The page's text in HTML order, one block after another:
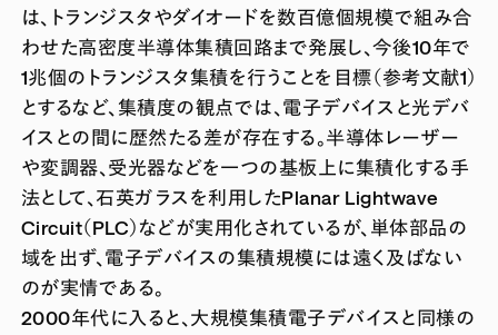
は、トランジスタやダイオードを数百億個規模で組み合
わせた高密度半導体集積回路まで発展し、今後10年で
1兆個のトランジスタ集積を行うことを目標（参考文献1）
とするなど、集積度の観点では、電子デバイスと光デバ
イスとの間に歴然たる差が存在する。半導体レーザー
や変調器、受光器などを一つの基板上に集積化する手
法として、石英ガラスを利用したPlanar Lightwave
Circuit（PLC）などが実用化されているが、単体部品の
域を出ず、電子デバイスの集積規模には遠く及ばない
のが実情である。
2000年代に入ると、大規模集積電子デバイスと同様の